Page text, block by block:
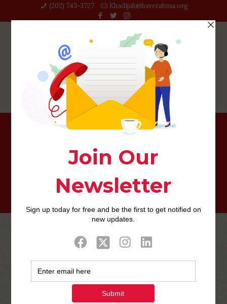
(202) 743-3727‬ Khadijah@haverahma.org
An avouer qu’il redirection pour ce site web a l’egard de
0 Published by
2023